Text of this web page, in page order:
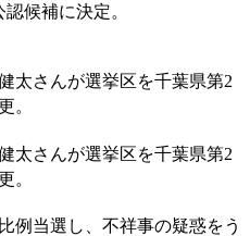
候補に決定。
太さんが選挙区を千葉県第2
。
太さんが選挙区を千葉県第2
。
例当選し、不祥事の疑惑をう